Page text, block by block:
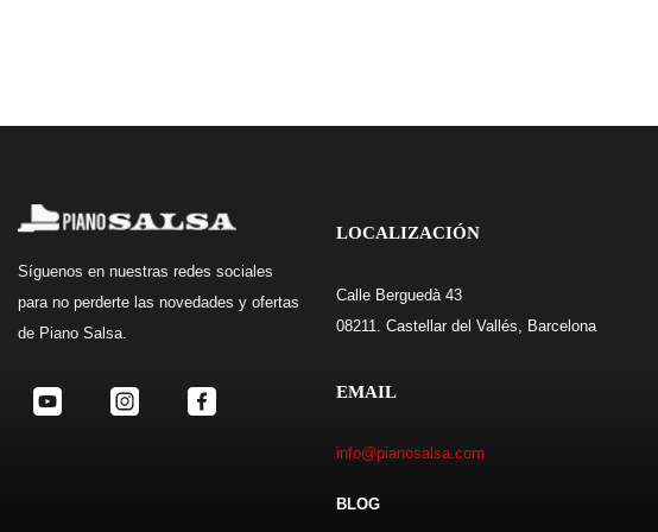
Síguenos en nuestras redes sociales
para no perderte las novedades y ofertas
de Piano Salsa.
LOCALIZACIÓN
Calle Berguedà 43
08211. Castellar del Vallés, Barcelona
EMAIL
info@pianosalsa.com
BLOG